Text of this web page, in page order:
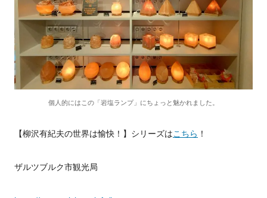
個人的にはこの「岩塩ランプ」にちょっと魅かれました。
【柳沢有紀夫の世界は愉快！】シリーズはこちら ！
ザルツブルク市観光局